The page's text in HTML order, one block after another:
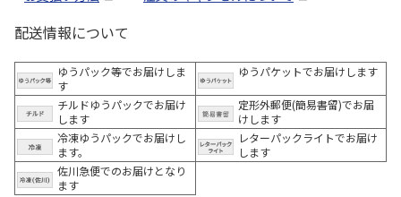
配送情報について
ゆうパック等でお届けしま
す
ゆうパケットでお届けします
チルドゆうパックでお届け
します
定形外郵便(簡易書留)でお届
けします
冷凍ゆうパックでお届けし
ます。
レターパックライトでお届け
します
佐川急便でのお届けとなり
ます